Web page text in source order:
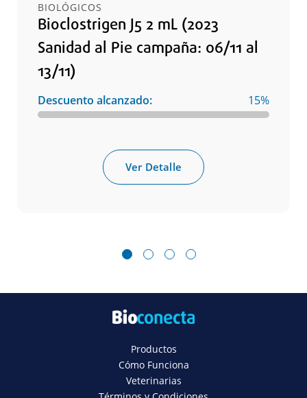
BIOLÓGICOS
Bioclostrigen J5 2 mL (2023
Sanidad al Pie campaña: 06/11 al
13/11)
Descuento alcanzado: 15%
Ver Detalle
1 2 3 4
Productos
Cómo Funciona
Veterinarias